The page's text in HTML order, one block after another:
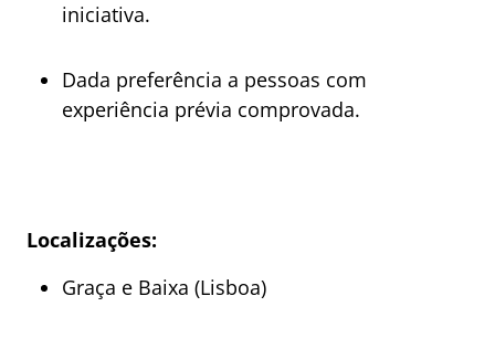
iniciativa.
Dada preferência a pessoas com
experiência prévia comprovada.
Localizações:
Graça e Baixa (Lisboa)